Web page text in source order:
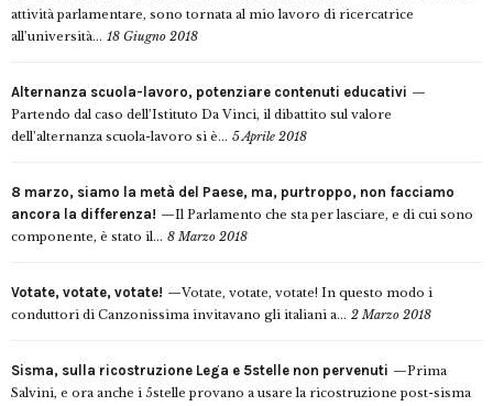
attività parlamentare, sono tornata al mio lavoro di ricercatrice
all’università... 18 Giugno 2018
Alternanza scuola-lavoro, potenziare contenuti educativi
Partendo dal caso dell’Istituto Da Vinci, il dibattito sul valore
dell’alternanza scuola-lavoro si è... 5 Aprile 2018
8 marzo, siamo la metà del Paese, ma, purtroppo, non facciamo
ancora la differenza!
Il Parlamento che sta per lasciare, e di cui sono
componente, è stato il... 8 Marzo 2018
Votate, votate, votate!
Votate, votate, votate! In questo modo i
conduttori di Canzonissima invitavano gli italiani a... 2 Marzo 2018
Sisma, sulla ricostruzione Lega e 5stelle non pervenuti
Prima
Salvini, e ora anche i 5stelle provano a usare la ricostruzione post-sisma